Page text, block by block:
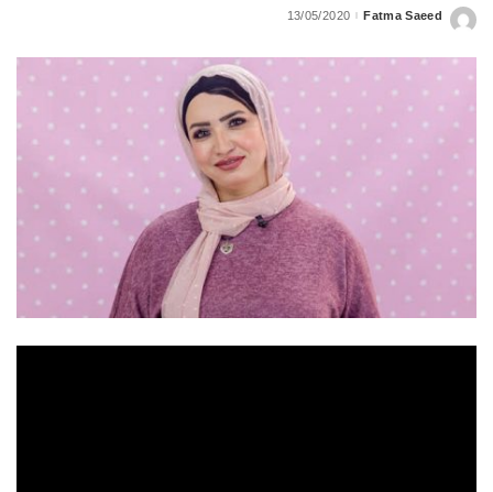
Posted
Fatma Saeed
13/05/2020